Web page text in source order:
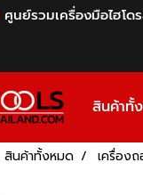
ศูนย์รวมเครื่องมือไฮโ
สินค้าทั้
สินค้าทั้งหมด เครื่อง